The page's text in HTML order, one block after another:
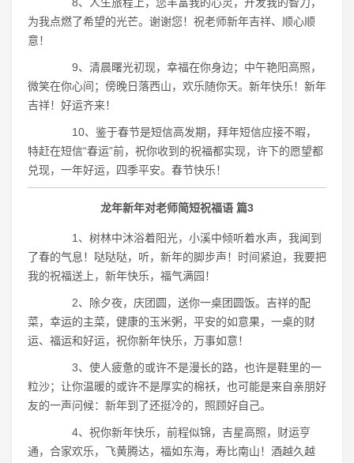
为我点燃了希望的光芒。谢谢您！祝老师新年吉祥、顺心顺
意！
9、清晨曙光初现，幸福在你身边；中午艳阳高照，
微笑在你心间；傍晚日落西山，欢乐随你天。新年快乐！新年
吉祥！好运齐来！
10、鉴于春节是短信高发期，拜年短信应接不暇，
特赶在短信“春运”前，祝你收到的祝福都实现，许下的愿望都
兑现，一年好运，四季平安。春节快乐！
龙年新年对老师简短祝福语 篇3
1、树林中沐浴着阳光，小溪中倾听着水声，我闻到
了春的气息！哒哒哒，听，新年的脚步声！时间紧迫，我要把
我的祝福送上，新年快乐，福气满园！
2、除夕夜，庆团圆，送你一桌团圆饭。吉祥的配
菜，幸运的主菜，健康的玉米粥，平安的如意果，一桌的财
运、福运和好运，祝你新年快乐，万事如意！
3、使人疲惫的或许不是漫长的路，也许是鞋里的一
粒沙；让你温暖的或许不是厚实的棉袄，也可能是来自亲朋好
友的一声问候：新年到了还挺冷的，照顾好自己。
4、祝你新年快乐，前程似锦，吉星高照，财运亨
通，合家欢乐，飞黄腾达，福如东海，寿比南山！酒越久越